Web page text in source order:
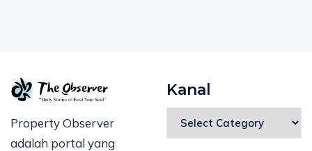
Property Observer
adalah portal yang
Kanal